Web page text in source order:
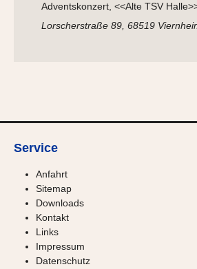
Adventskonzert, <<Alte TSV
Lorscherstraße 89, 68519
Service
Anfahrt
Sitemap
Downloads
Kontakt
Links
Impressum
Datenschutz